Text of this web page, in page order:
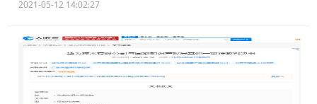
2021-05-12 14:02:27